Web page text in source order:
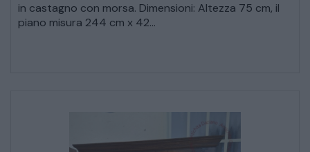
CATALOGO COMPLETO
in castagno con morsa. Dimensioni: Altezza 75 cm, il
piano misura 244 cm x 42...